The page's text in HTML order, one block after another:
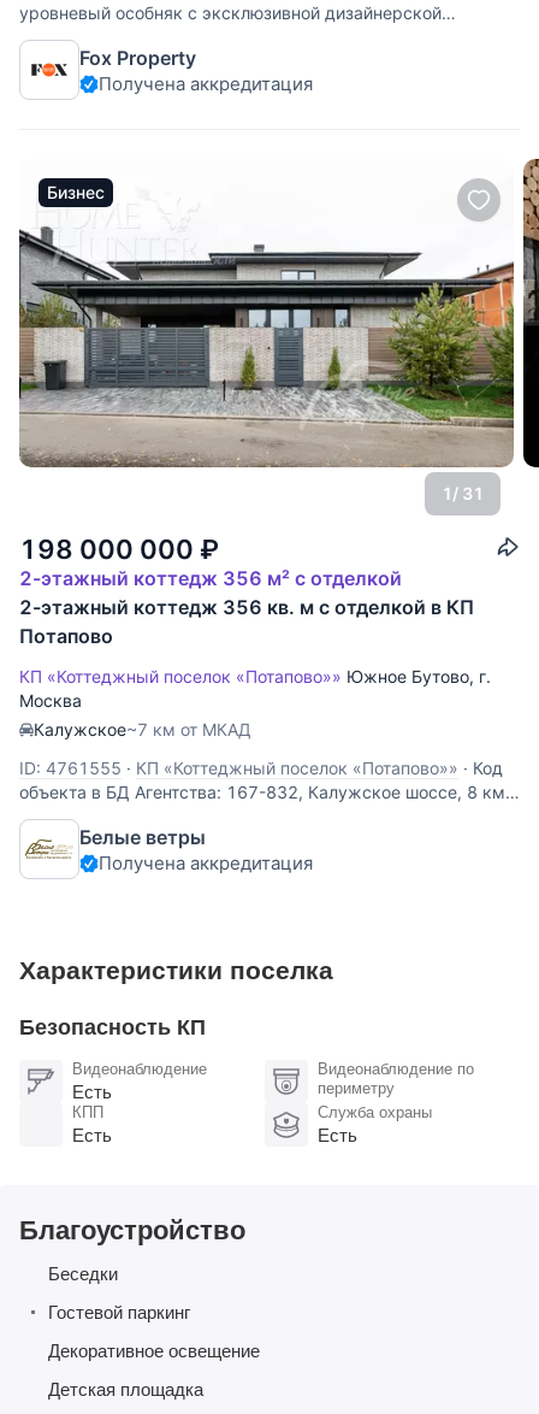
уровневый особняк с эксклюзивной дизайнерской
отделкой, площадью 900 кв.м. с использованием дорогих
материалов, дерева, предметов декора, полностью готов
для проживания. В доме 4 спальни со своими сан. узлами.
Fox Property
Получена аккредитация
Бизнес
1/ 31
198 000 000 ₽
2-этажный коттедж 356 м² с отделкой
2-этажный коттедж 356 кв. м с отделкой в КП
Потапово
КП «Коттеджный поселок «Потапово»» Южное Бутово, г.
Москва
Калужское~7 км от МКАД
ID: 4761555 · КП «Коттеджный поселок «Потапово»» · Код
объекта в БД Агентства: 167-832, Калужское шоссе, 8 км
от МКАД, Потапово к/п (Южное Бутово). Премиальный дом
по индивидуальному архитектурному проекту,
укомплектован стильной мебелью и техникой. Панорамное
Белые ветры
Получена аккредитация
Характеристики поселка
Безопасность КП
Видеонаблюдение
Есть
Видеонаблюдение по
периметру
КПП
Есть
Служба охраны
Есть
Благоустройство
Беседки
Гостевой паркинг
Декоративное освещение
Детская площадка